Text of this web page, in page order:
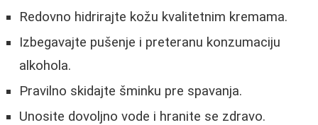
Redovno hidrirajte kožu kvalitetnim kremama.
Izbegavajte pušenje i preteranu konzumaciju
alkohola.
Pravilno skidajte šminku pre spavanja.
Unosite dovoljno vode i hranite se zdravo.